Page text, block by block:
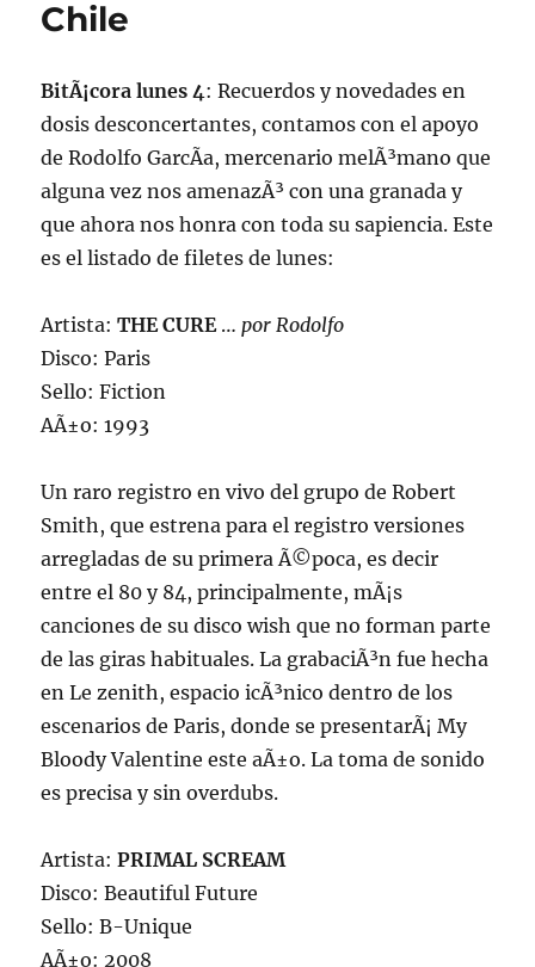
Chile
BitÃ¡cora lunes 4: Recuerdos y novedades en
dosis desconcertantes, contamos con el apoyo
de Rodolfo GarcÃ­a, mercenario melÃ³mano que
alguna vez nos amenazÃ³ con una granada y
que ahora nos honra con toda su sapiencia. Este
es el listado de filetes de lunes:
Artista:THE CURE… por Rodolfo
Disco: Paris
Sello: Fiction
AÃ±o: 1993
Un raro registro en vivo del grupo de Robert
Smith, que estrena para el registro versiones
arregladas de su primera Ã©poca, es decir
entre el 80 y 84, principalmente, mÃ¡s
canciones de su disco wish que no forman parte
de las giras habituales. La grabaciÃ³n fue hecha
en Le zenith, espacio icÃ³nico dentro de los
escenarios de Paris, donde se presentarÃ¡ My
Bloody Valentine este aÃ±o. La toma de sonido
es precisa y sin overdubs.
Artista:PRIMAL SCREAM
Disco: Beautiful Future
Sello: B-Unique
AÃ±o: 2008